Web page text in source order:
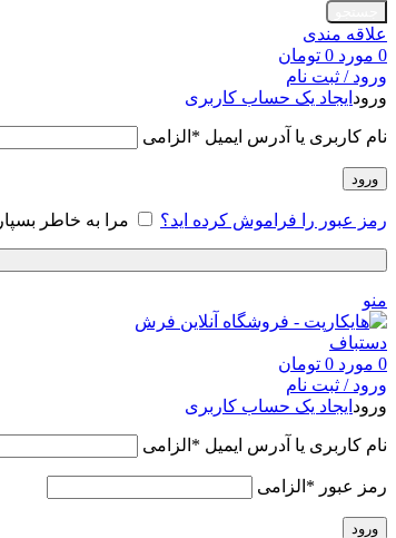
علاقه مندی
0 مورد 0 تومان
ورود / ثبت نام
ورود ایجاد یک حساب کاربری
نام کاربری یا آدرس ایمیل * الزامی
ورود
رمز عبور را فراموش کرده اید؟ مرا به خاطر بسپار
منو
0 مورد 0 تومان
ورود / ثبت نام
ورود ایجاد یک حساب کاربری
نام کاربری یا آدرس ایمیل * الزامی
رمز عبور * الزامی
ورود